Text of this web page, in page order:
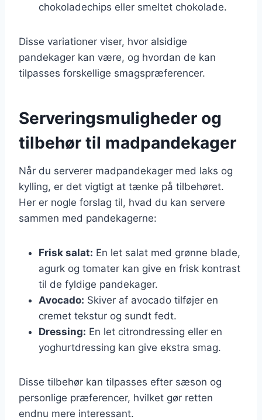
chokoladechips eller smeltet chokolade.
Disse variationer viser, hvor alsidige
pandekager kan være, og hvordan de kan
tilpasses forskellige smagspræferencer.
Serveringsmuligheder og
tilbehør til madpandekager
Når du serverer madpandekager med laks og
kylling, er det vigtigt at tænke på tilbehøret.
Her er nogle forslag til, hvad du kan servere
sammen med pandekagerne:
Frisk salat: En let salat med grønne blade,
agurk og tomater kan give en frisk kontrast
til de fyldige pandekager.
Avocado: Skiver af avocado tilføjer en
cremet tekstur og sundt fedt.
Dressing: En let citrondressing eller en
yoghurtdressing kan give ekstra smag.
Disse tilbehør kan tilpasses efter sæson og
personlige præferencer, hvilket gør retten
endnu mere interessant.